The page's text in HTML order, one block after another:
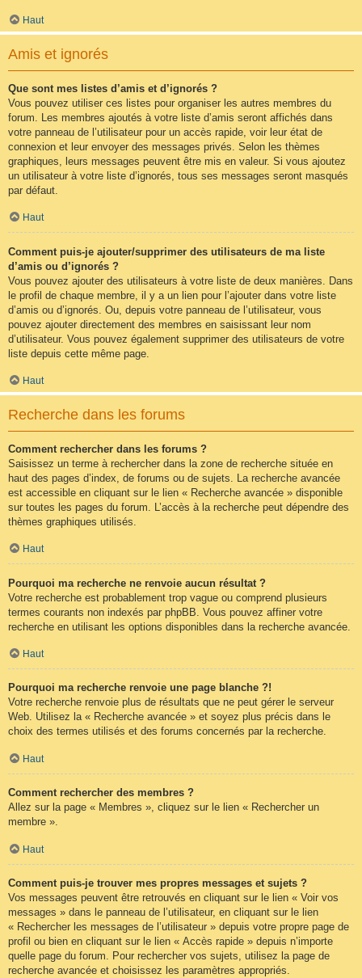
Haut
Amis et ignorés
Que sont mes listes d’amis et d’ignorés ?
Vous pouvez utiliser ces listes pour organiser les autres membres du
forum. Les membres ajoutés à votre liste d’amis seront affichés dans
votre panneau de l’utilisateur pour un accès rapide, voir leur état de
connexion et leur envoyer des messages privés. Selon les thèmes
graphiques, leurs messages peuvent être mis en valeur. Si vous ajoutez
un utilisateur à votre liste d’ignorés, tous ses messages seront masqués
par défaut.
Haut
Comment puis-je ajouter/supprimer des utilisateurs de ma liste
d’amis ou d’ignorés ?
Vous pouvez ajouter des utilisateurs à votre liste de deux manières. Dans
le profil de chaque membre, il y a un lien pour l’ajouter dans votre liste
d’amis ou d’ignorés. Ou, depuis votre panneau de l’utilisateur, vous
pouvez ajouter directement des membres en saisissant leur nom
d’utilisateur. Vous pouvez également supprimer des utilisateurs de votre
liste depuis cette même page.
Haut
Recherche dans les forums
Comment rechercher dans les forums ?
Saisissez un terme à rechercher dans la zone de recherche située en
haut des pages d’index, de forums ou de sujets. La recherche avancée
est accessible en cliquant sur le lien « Recherche avancée » disponible
sur toutes les pages du forum. L’accès à la recherche peut dépendre des
thèmes graphiques utilisés.
Haut
Pourquoi ma recherche ne renvoie aucun résultat ?
Votre recherche est probablement trop vague ou comprend plusieurs
termes courants non indexés par phpBB. Vous pouvez affiner votre
recherche en utilisant les options disponibles dans la recherche avancée.
Haut
Pourquoi ma recherche renvoie une page blanche ?!
Votre recherche renvoie plus de résultats que ne peut gérer le serveur
Web. Utilisez la « Recherche avancée » et soyez plus précis dans le
choix des termes utilisés et des forums concernés par la recherche.
Haut
Comment rechercher des membres ?
Allez sur la page « Membres », cliquez sur le lien « Rechercher un
membre ».
Haut
Comment puis-je trouver mes propres messages et sujets ?
Vos messages peuvent être retrouvés en cliquant sur le lien « Voir vos
messages » dans le panneau de l’utilisateur, en cliquant sur le lien
« Rechercher les messages de l’utilisateur » depuis votre propre page de
profil ou bien en cliquant sur le lien « Accès rapide » depuis n’importe
quelle page du forum. Pour rechercher vos sujets, utilisez la page de
recherche avancée et choisissez les paramètres appropriés.